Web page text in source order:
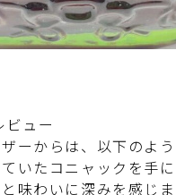
ュー
ーからは、以下のよう
ていたコニャックを手
味わいに深みを感じ